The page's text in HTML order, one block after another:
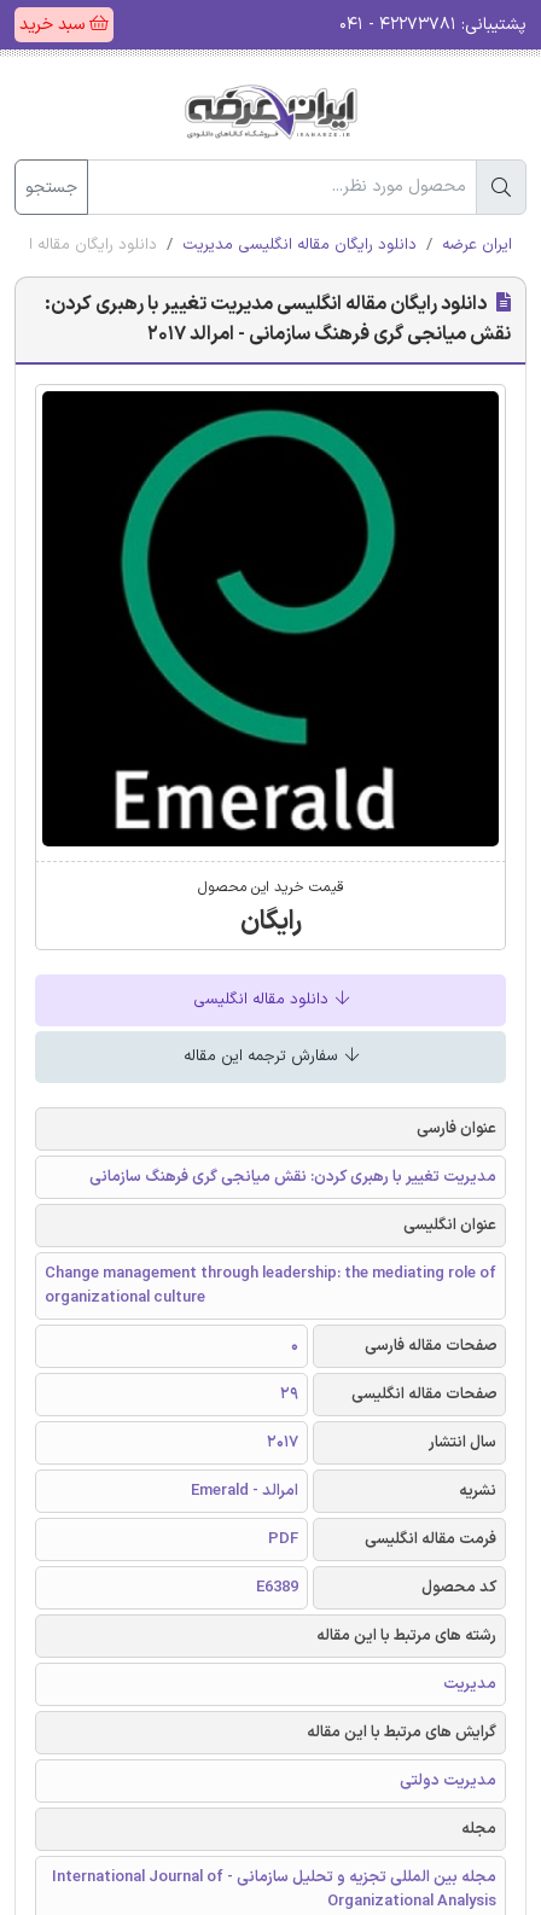
پشتیبانی: سبد خرید
جستجو
ایران عرضه دانلود رایگان مقاله انگلیسی مدیریت دانلود رایگان مقاله
دانلود رایگان مقاله انگلیسی مدیریت تغییر با رهبری کردن:
نقش میانجی گری فرهنگ سازمانی - امرالد 2017
قیمت خرید این محصول
رایگان
دانلود مقاله انگلیسی
سفارش ترجمه این مقاله
عنوان فارسی
مدیریت تغییر با رهبری کردن: نقش میانجی گری فرهنگ سازمانی
عنوان انگلیسی
Change management through leadership: the mediating role of
organizational culture
صفحات مقاله فارسی
0
صفحات مقاله انگلیسی
29
سال انتشار
2017
نشریه
امرالد - Emerald
فرمت مقاله انگلیسی
PDF
کد محصول
E6389
رشته های مرتبط با این مقاله
مدیریت
گرایش های مرتبط با این مقاله
مدیریت دولتی
مجله
مجله بین المللی تجزیه و تحلیل سازمانی - International Journal of
Organizational Analysis